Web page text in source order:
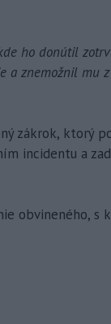
ho donútil
a znemožnil mu z
zákrok, ktorý
incidentu a
obvineného, s